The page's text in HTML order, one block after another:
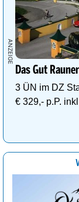
Das Gut
3 ÜN im DZ
€ 329,- p.P.